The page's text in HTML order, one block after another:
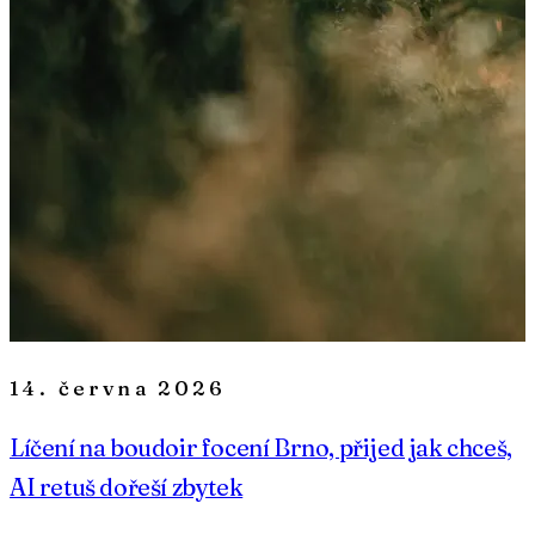
14. června 2026
Líčení na boudoir focení Brno, přijed jak chceš,
AI retuš dořeší zbytek